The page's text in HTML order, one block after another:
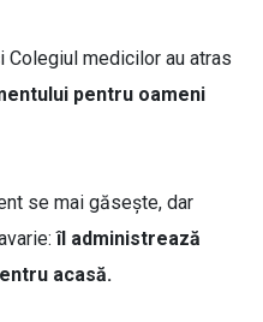
medicilor au atras
pentru oameni
se mai găsește, dar
îl administrează
acasă.